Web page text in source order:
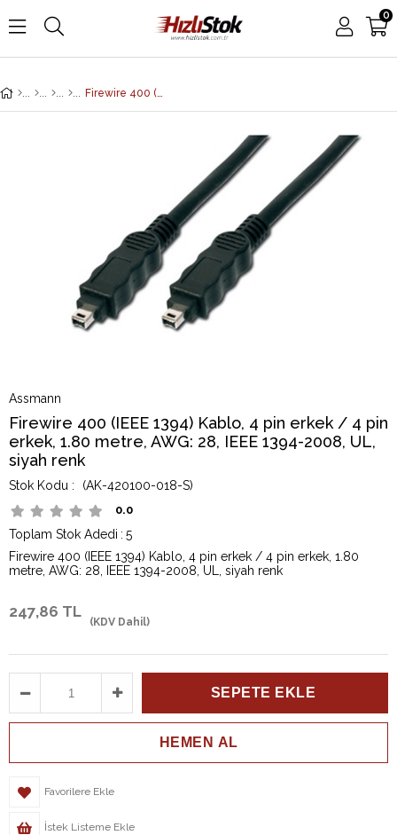
0
Firewire 400 (IEEE 1394) Kablo, 4 pin erkek / 4 pin erkek, 1.80 metre, AWG: 28, IEEE 1394-2008, UL, siyah renk
Assmann
Firewire 400 (IEEE 1394) Kablo, 4 pin erkek / 4 pin
erkek, 1.80 metre, AWG: 28, IEEE 1394-2008, UL,
siyah renk
(AK-420100-018-S)
0.0
Toplam Stok Adedi : 5
Firewire 400 (IEEE 1394) Kablo, 4 pin erkek / 4 pin erkek, 1.80
metre, AWG: 28, IEEE 1394-2008, UL, siyah renk
247,86 TL
(KDV Dahil)
Favorilere Ekle
İstek Listeme Ekle